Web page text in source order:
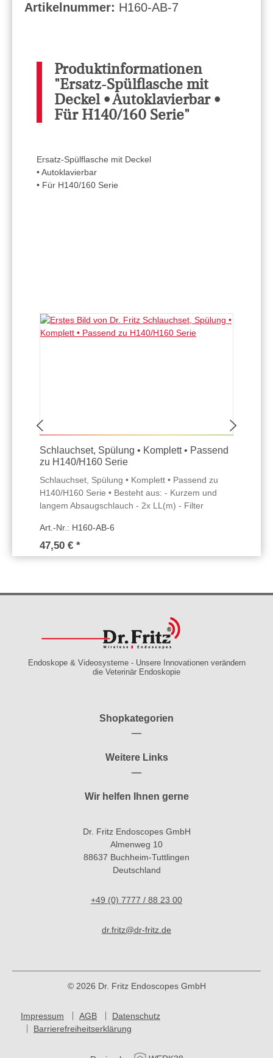
Artikelnummer: H160-AB-7
Produktinformationen
"Ersatz-Spülflasche mit
Deckel • Autoklavierbar •
Für H140/160 Serie"
Ersatz-Spülflasche mit Deckel
• Autoklavierbar
• Für H140/160 Serie
Schlauchset, Spülung • Komplett • Passend
zu H140/H160 Serie
Schlauchset, Spülung • Komplett • Passend zu
H140/H160 Serie • Besteht aus: - Kurzem und
langem Absaugschlauch - 2x LL(m) - Filter
Art.-Nr.: H160-AB-6
47,50 € *
Endoskope & Videosysteme - Unsere Innovationen verändern
die Veterinär Endoskopie
Shopkategorien
Weitere Links
Wir helfen Ihnen gerne
Dr. Fritz Endoscopes GmbH
Almenweg 10
88637 Buchheim-Tuttlingen
Deutschland
+49 (0) 7777 / 88 23 00
dr.fritz@dr-fritz.de
© 2026 Dr. Fritz Endoscopes GmbH
Impressum AGB
Datenschutz
Barrierefreiheitserklärung